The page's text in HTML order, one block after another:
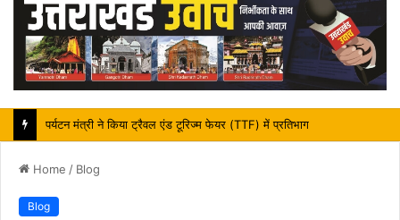
महापौर शंभू पासवान के जन्मदिवस पर क्षेत्र में विकास की सौगात
Home / Blog
Blog